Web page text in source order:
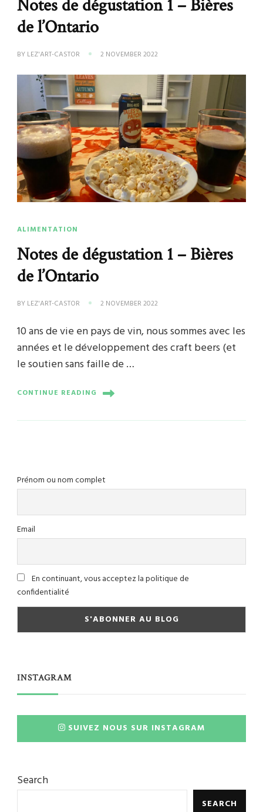
Notes de dégustation 1 – Bières
de l’Ontario
BY LEZ'ART-CASTOR 2 NOVEMBER 2022
ALIMENTATION
Notes de dégustation 1 – Bières
de l’Ontario
BY LEZ'ART-CASTOR 2 NOVEMBER 2022
10 ans de vie en pays de vin, nous sommes avec les
années et le développement des craft beers (et
le soutien sans faille de …
CONTINUE READING
Prénom ou nom complet
Email
En continuant, vous acceptez la politique de
confidentialité
INSTAGRAM
SUIVEZ NOUS SUR INSTAGRAM
Search
SEARCH